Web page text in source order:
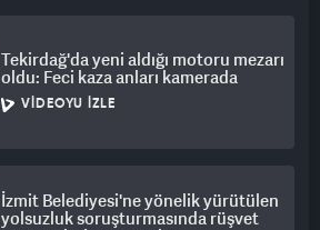
Tekirdağ'da yeni aldığı motoru mezarı
oldu: Feci kaza anları kamerada
VIDEOYU İZLE
İzmit Belediyesi'ne yönelik yürütülen
yolsuzluk soruşturmasında rüşvet